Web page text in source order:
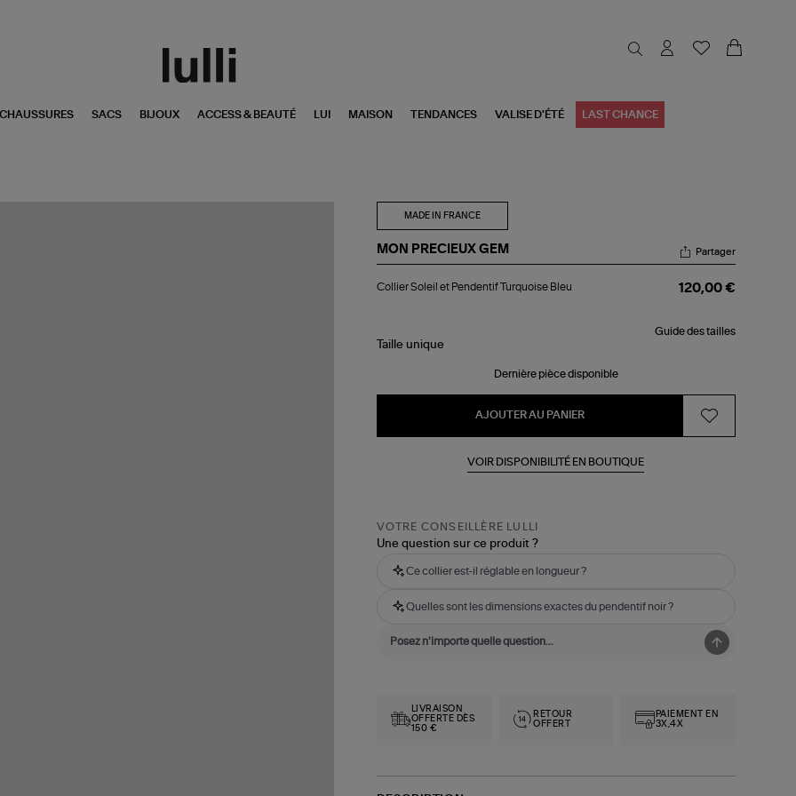
CHAUSSURES SACS BIJOUX ACCESS & BEAUTÉ LUI MAISON TENDANCES VALISE D'ÉTÉ LAST CHANCE
MADE IN FRANCE
MON PRECIEUX GEM
Soleil
Bleu
Partager
Collier Soleil et Pendentif Turquoise Bleu 120,00 €
Guide des tailles
Taille unique
Dernière pièce disponible
AJOUTER AU PANIER
VOIR DISPONIBILITÉ EN BOUTIQUE
VOTRE CONSEILLÈRE LULLI
Une question sur ce produit ?
Ce collier est-il réglable en longueur ?
Quelles sont les dimensions exactes du pendentif noir ?
LIVRAISON
OFFERTE DÈS
150 €
RETOUR
OFFERT
PAIEMENT EN
3X,4X